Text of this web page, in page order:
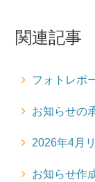
関連記事
フォトレポ
お知らせの
2026年4月
お知らせ作